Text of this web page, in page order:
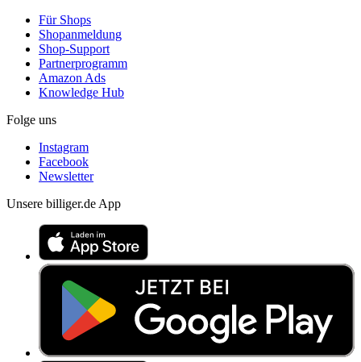
Für Shops
Shopanmeldung
Shop-Support
Partnerprogramm
Amazon Ads
Knowledge Hub
Folge uns
Instagram
Facebook
Newsletter
Unsere billiger.de App